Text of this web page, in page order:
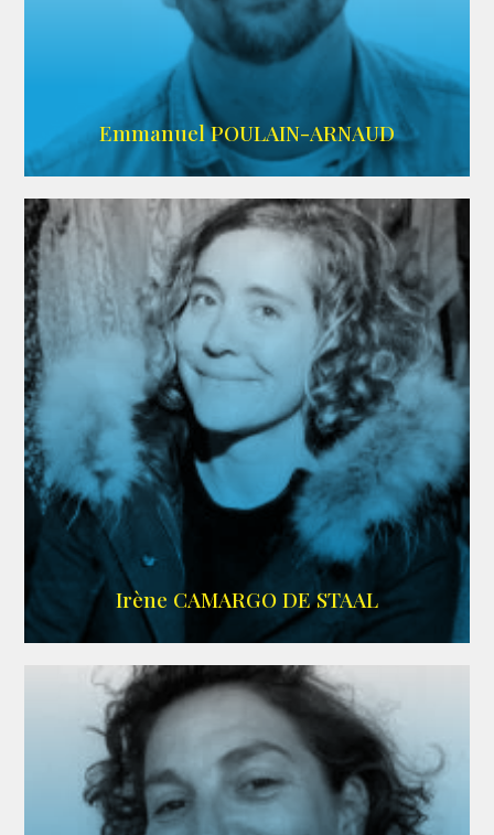
AGENCE SINGULARIST
Emmanuel POULAIN-ARNAUD
ALLOCINE
Irène CAMARGO DE STAAL